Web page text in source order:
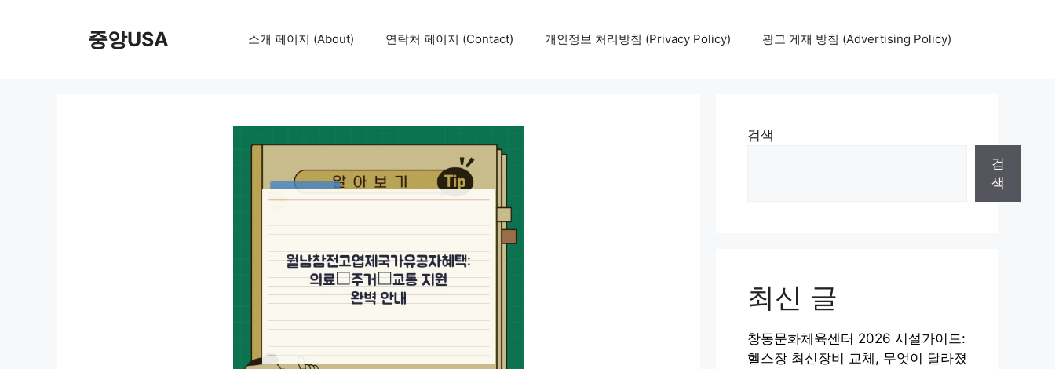
중앙USA 소개 페이지 (About) 연락처 페이지 (Contact) 개인정보 처리방침 (Privacy Policy) 광고 게재 방침 (Advertising Policy)
검색
검
색
최신 글
창동문화체육센터 2026 시설가이드:
헬스장 최신장비 교체, 무엇이 달라졌